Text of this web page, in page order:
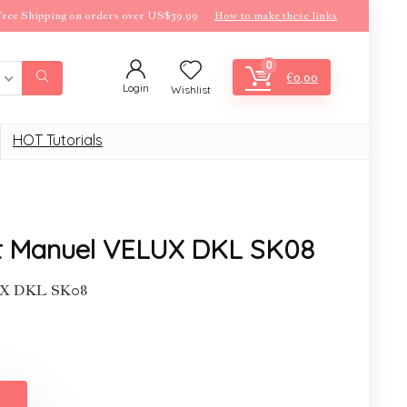
Shipping on orders over US$39.99 How to make these links
Login Wishlist
0
€0,00
HOT Tutorials
VELUX DKL SK08
DKL SK08